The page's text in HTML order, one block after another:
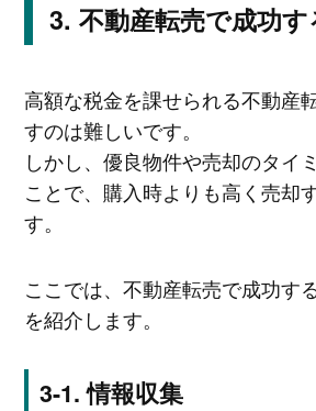
不動産転売で成功
高額な税金を課せられる不動産
すのは難しいです。
しかし、優良物件や売却のタイ
ことで、購入時よりも高く売却
す。
ここでは、不動産転売で成功す
を紹介します。
情報収集